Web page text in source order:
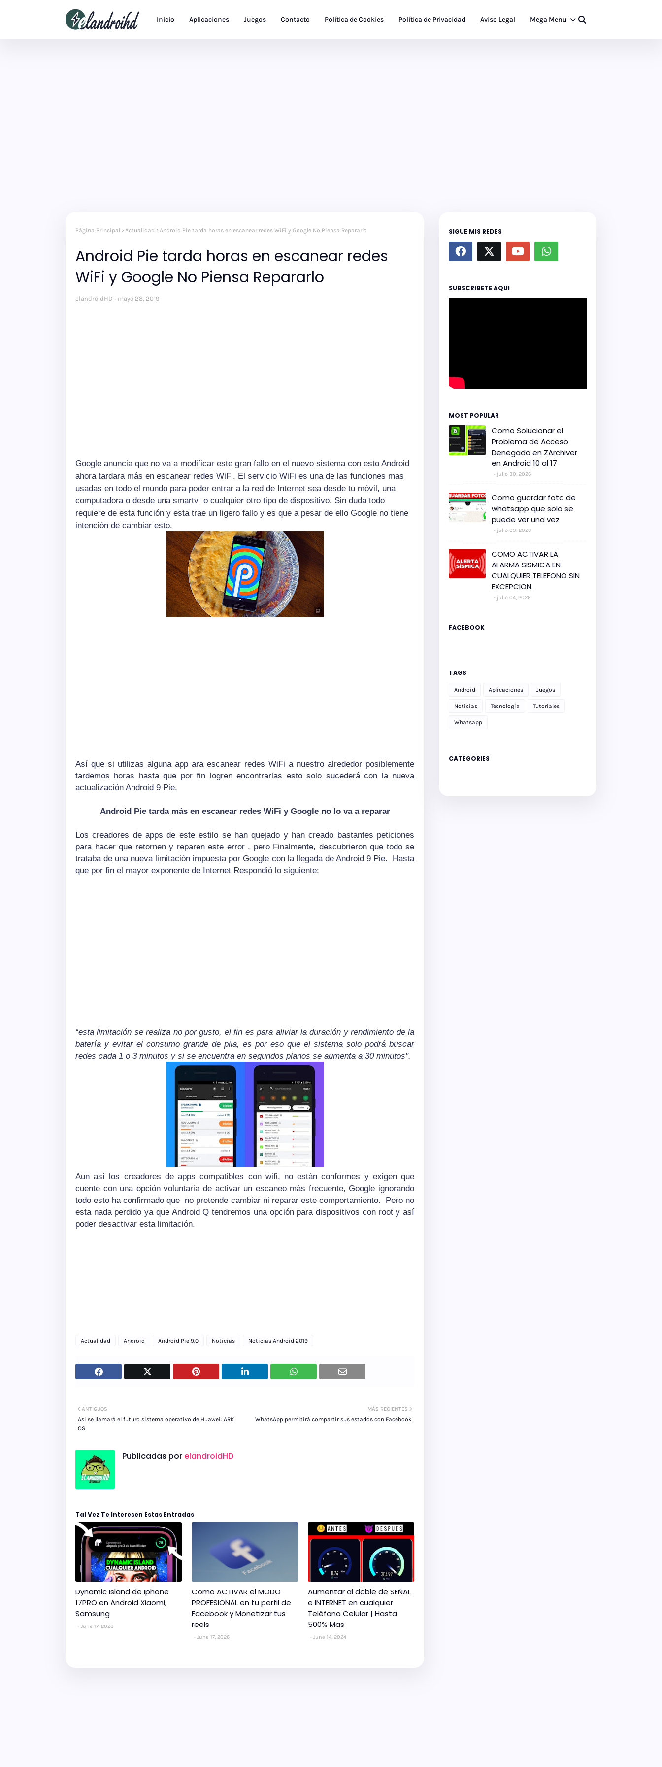
Inicio Aplicaciones Juegos Contacto Política de Cookies Política de Privacidad Aviso Legal Mega Menu
Página Principal Actualidad Android Pie tarda horas en escanear redes WiFi y Google No Piensa Repararlo
Android Pie tarda horas en escanear redes
WiFi y Google No Piensa Repararlo
elandroidHD mayo 28, 2019
Google anuncia que no va a modificar este gran fallo en el nuevo sistema con esto Android
ahora tardara más en escanear redes WiFi. El servicio WiFi es una de las funciones mas
usadas en todo el mundo para poder entrar a la red de Internet sea desde tu móvil, una
computadora o desde una smartv o cualquier otro tipo de dispositivo. Sin duda todo
requiere de esta función y esta trae un ligero fallo y es que a pesar de ello Google no tiene
intención de cambiar esto.
Así que si utilizas alguna app ara escanear redes WiFi a nuestro alrededor posiblemente
tardemos horas hasta que por fin logren encontrarlas esto solo sucederá con la nueva
actualización Android 9 Pie.
Android Pie tarda más en escanear redes WiFi y Google no lo va a reparar
Los creadores de apps de este estilo se han quejado y han creado bastantes peticiones
para hacer que retornen y reparen este error , pero Finalmente, descubrieron que todo se
trataba de una nueva limitación impuesta por Google con la llegada de Android 9 Pie. Hasta
que por fin el mayor exponente de Internet Respondió lo siguiente:
“esta limitación se realiza no por gusto, el fin es para aliviar la duración y rendimiento de la
batería y evitar el consumo grande de pila, es por eso que el sistema solo podrá buscar
redes cada 1 o 3 minutos y si se encuentra en segundos planos se aumenta a 30 minutos".
Aun así los creadores de apps compatibles con wifi, no están conformes y exigen que
cuente con una opción voluntaria de activar un escaneo más frecuente, Google ignorando
todo esto ha confirmado que no pretende cambiar ni reparar este comportamiento. Pero no
esta nada perdido ya que Android Q tendremos una opción para dispositivos con root y así
poder desactivar esta limitación.
Actualidad Android Android Pie 9.0 Noticias Noticias Android 2019
MÁS RECIENTES
WhatsApp permitirá compartir sus estados con Facebook
ANTIGUOS
Asi se llamará el futuro sistema operativo de Huawei: ARK
OS
Publicadas por elandroidHD
Tal Vez Te Interesen Estas Entradas
Dynamic Island de Iphone
17PRO en Android Xiaomi,
Samsung
June 17, 2026
Como ACTIVAR el MODO
PROFESIONAL en tu perfil de
Facebook y Monetizar tus
reels
June 17, 2026
Aumentar al doble de SEÑAL
e INTERNET en cualquier
Teléfono Celular | Hasta
500% Mas
June 14, 2024
SIGUE MIS REDES
SUBSCRIBETE AQUI
MOST POPULAR
Como Solucionar el
Problema de Acceso
Denegado en ZArchiver
en Android 10 al 17
julio 30, 2026
Como guardar foto de
whatsapp que solo se
puede ver una vez
julio 03, 2026
COMO ACTIVAR LA
ALARMA SISMICA EN
CUALQUIER TELEFONO SIN
EXCEPCION.
julio 04, 2026
FACEBOOK
TAGS
Android Aplicaciones Juegos
Noticias Tecnología Tutoriales
Whatsapp
CATEGORIES